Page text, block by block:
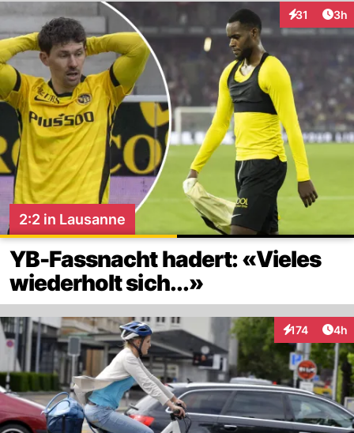
31
Interaktionen
3h
2:2 in Lausanne
YB-Fassnacht hadert: «Vieles
wiederholt sich...»
174
Interaktionen
4h